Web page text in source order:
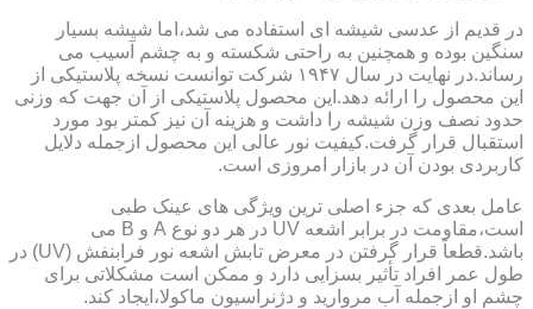
در قدیم از عدسی شیشه ای استفاده می شد،اما شیشه بسیار
سنگین بوده و همچنین به راحتی شکسته و به چشم آسیب می
رساند.در نهایت در سال ۱۹۴۷ شرکت توانست نسخه پلاستیکی از
این محصول را ارائه دهد.این محصول پلاستیکی از آن جهت که وزنی
حدود نصف وزن شیشه را داشت و هزینه آن نیز کمتر بود مورد
استقبال قرار گرفت.کیفیت نور عالی این محصول ازجمله دلایل
کاربردی بودن آن در بازار امروزی است.
عامل بعدی که جزء اصلی ترین ویژگی های عینک طبی
است،مقاومت در برابر اشعه UV در هر دو نوع A و B می
باشد.قطعاً قرار گرفتن در معرض تابش اشعه نور فرابنفش (UV) در
طول عمر افراد تأثیر بسزایی دارد و ممکن است مشکلاتی برای
چشم او ازجمله آب مروارید و دژنراسیون ماکولا،ایجاد کند.